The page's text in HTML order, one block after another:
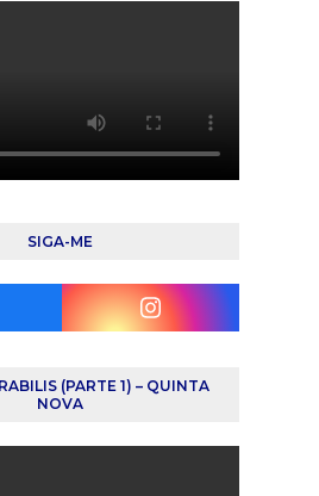
SIGA-ME
Instagram
(PARTE 1) – QUINTA
NOVA